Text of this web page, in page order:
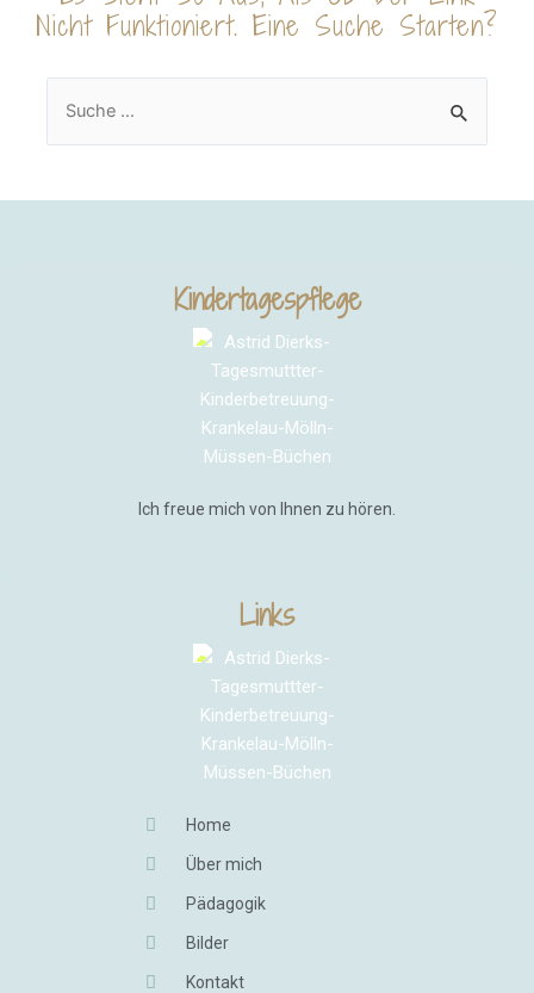
Nicht Funktioniert. Eine Suche Starten?
Kindertagespflege
Ich freue mich von Ihnen zu hören.
Links
Home
Über mich
Pädagogik
Bilder
Kontakt